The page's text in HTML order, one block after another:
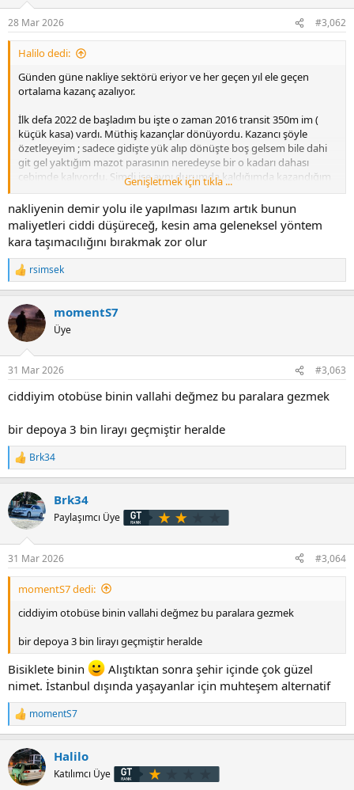
28 Mar 2026 #3,062
Halilo dedi:
Günden güne nakliye sektörü eriyor ve her geçen yıl ele geçen
ortalama kazanç azalıyor.
İlk defa 2022 de başladım bu işte o zaman 2016 transit 350m im (
küçük kasa) vardı. Müthiş kazançlar dönüyordu. Kazancı şöyle
özetleyeyim ; sadece gidişte yük alıp dönüşte boş gelsem bile dahi
git gel yaktığım mazot parasının neredeyse bir o kadarı dahası
cebimde kalıyordu. Şimdi ise aynı durumda kaldığımda kazandığım
tüm para giderlere denk geliyor boş yere git gel yapmış oluyorum.
Ben bu sektörde değilim ancak bunu sürekli sektörde olan ağır ticari
araç şöförlerine sorun daha iyi anlatır durumun vahametini.
Genişletmek için tıkla ...
nakliyenin demir yolu ile yapılması lazım artık bunun
maliyetleri ciddi düşüreceğ, kesin ama geleneksel yöntem
kara taşımacılığını bırakmak zor olur
T
e
k
i
l
rsimsek
momentS7
Üye
31 Mar 2026 #3,063
ciddiyim otobüse binin vallahi değmez bu paralara gezmek
bir depoya 3 bin lirayı geçmiştir heralde
T
e
k
i
l
Brk34
Brk34
Paylaşımcı Üye
31 Mar 2026 #3,064
momentS7 dedi:
ciddiyim otobüse binin vallahi değmez bu paralara gezmek
bir depoya 3 bin lirayı geçmiştir heralde
Bisiklete binin
Alıştıktan sonra şehir içinde çok güzel
nimet. İstanbul dışında yaşayanlar için muhteşem alternatif
T
e
k
i
l
momentS7
Halilo
Katılımcı Üye